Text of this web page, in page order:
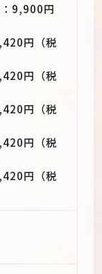
9,900円
円（税
円（税
円（税
円（税
円（税